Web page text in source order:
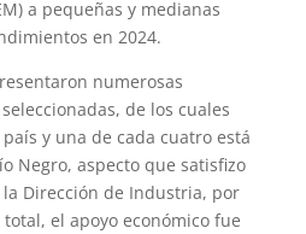
a pequeñas y medianas
en 2024.
numerosas
de los cuales
y una de cada cuatro está
Negro, aspecto que satisfizo
Dirección de Industria, por
el apoyo económico fue